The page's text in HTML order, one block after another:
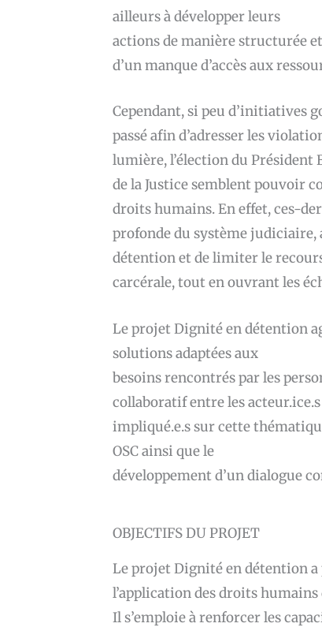
ailleurs à développer leurs
actions de manière structurée
d’un manque d’accès aux
Cependant, si peu d’initiatives
passé afin d’adresser les
lumière, l’élection du
de la Justice semblent pouvoir
droits humains. En effet, ces-
profonde du système judiciaire,
détention et de limiter le
carcérale, tout en ouvrant les
Le projet Dignité en détention
solutions adaptées aux
besoins rencontrés par les
collaboratif entre les acteur.ice.s
impliqué.e.s sur cette
OSC ainsi que le
développement d’un dialogue
OBJECTIFS DU PROJET
Le projet Dignité en détention
l’application des droits
Il s’emploie à renforcer les